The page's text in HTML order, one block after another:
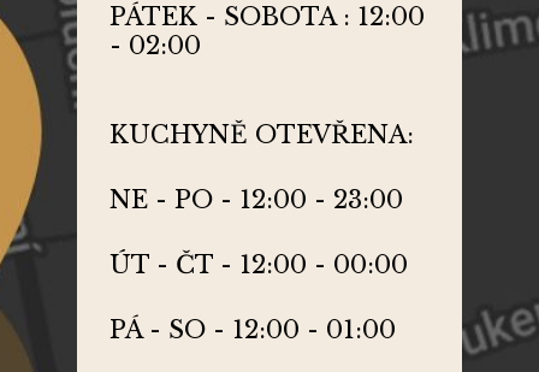
PÁTEK - SOBOTA : 12:00
- 02:00
KUCHYNĚ OTEVŘENA:
NE - PO - 12:00 - 23:00
ÚT - ČT - 12:00 - 00:00
PÁ - SO - 12:00 - 01:00